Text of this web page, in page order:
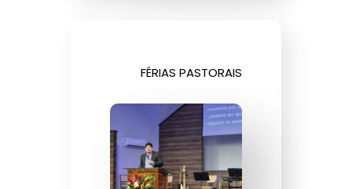
FÉRIAS PASTORAIS